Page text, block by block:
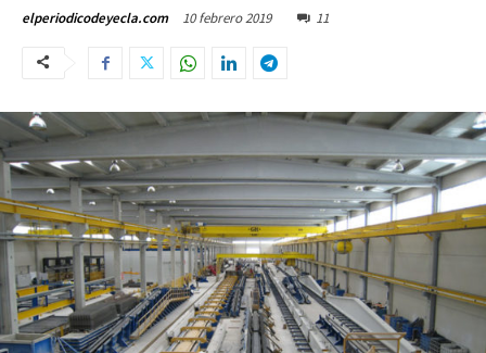
elperiodicodeyecla.com 10 febrero 2019 11